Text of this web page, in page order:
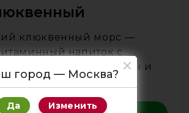
клюквенный морс —
напиток с
кисло-сладким вкусом и
ароматом.
город — Москва?
Да Изменить